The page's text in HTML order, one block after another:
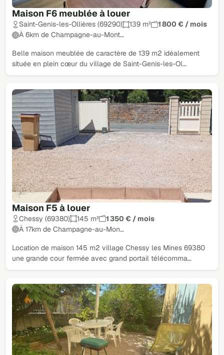
Maison F6 meublée à louer
Saint-Genis-les-Ollières (69290) 139 m²
1 800 € / mois
À 6km de Champagne-au-Mont…
Belle maison meublée de caractère de 139 m2 idéalement
située en plein cœur du village de Saint-Genis-les-Ol…
Maison F5 à louer
Chessy (69380) 145 m²
1 350 € / mois
À 17km de Champagne-au-Mon…
Location de maison 145 m2 village Chessy les Mines 69380
une grande cour fermée avec grand portail télécomma…